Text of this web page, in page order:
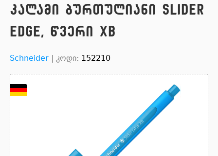
კალამი ბურთულიანი Slider
Edge, წვერი XB
Schneider | კოდი: 152210